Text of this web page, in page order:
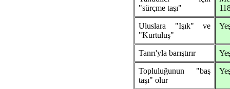
"sürçme taşı"
Uluslara "Işık" ve
"Kurtuluş"
Tanrı'yla barıştırır
Topluluğunun "baş
taşı" olur